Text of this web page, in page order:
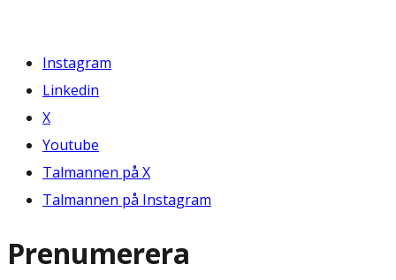
Instagram
Linkedin
X
Youtube
Talmannen på X
Talmannen på Instagram
Prenumerera